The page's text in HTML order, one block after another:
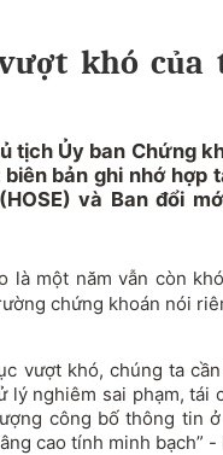
khó
tịch Ủy ban Chứng
bản ghi nhớ hợp
và Ban đổi
là một năm vẫn còn
chứng khoán nói
vượt khó, chúng ta
lý nghiêm sai phạm, tái
công bố thông tin
cao tính minh bạch” -